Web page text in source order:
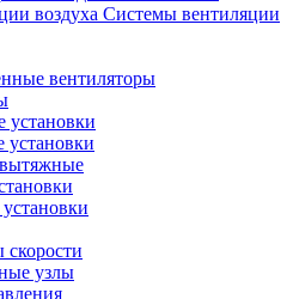
Системы вентиляции
вентиляторы
установки
скорости
узлы